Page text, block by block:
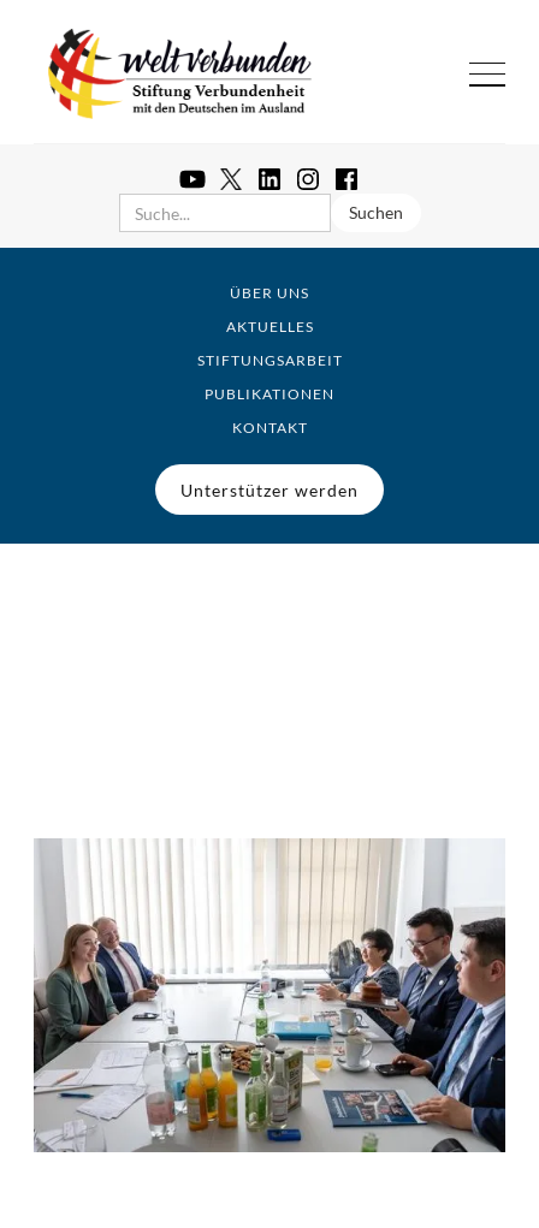
ÜBER UNS
AKTUELLES
STIFTUNGSARBEIT
PUBLIKATIONEN
KONTAKT
Unterstützer werden